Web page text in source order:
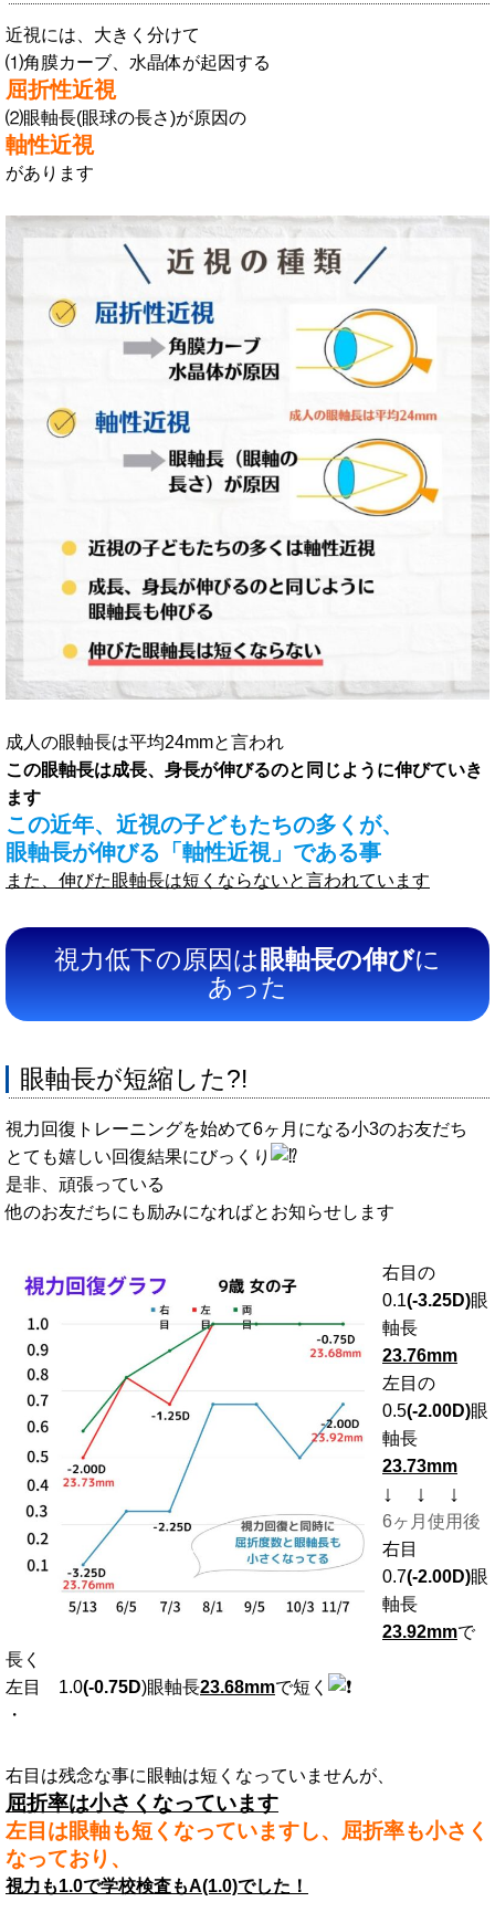
近視には、大きく分けて
⑴角膜カーブ、水晶体が起因する
屈折性近視
⑵眼軸長(眼球の長さ)が原因の
軸性近視
があります
成人の眼軸長は平均24mmと言われ
この眼軸長は成長、身長が伸びるのと同じように伸びていき
ます
この近年、近視の子どもたちの多くが、
眼軸長が伸びる「軸性近視」である事
また、伸びた眼軸長は短くならないと言われています
視力低下の原因は眼軸長の伸びに
あった
眼軸長が短縮した?!
視力回復トレーニングを始めて6ヶ月になる小3のお友だち
とても嬉しい回復結果にびっくり
是非、頑張っている
他のお友だちにも励みになればとお知らせします
右目の
0.1(-3.25D)眼
軸長
23.76mm
左目の
0.5(-2.00D)眼
軸長
23.73mm
↓ ↓ ↓
6ヶ月使用後
右目
0.7(-2.00D)眼
軸長
23.92mmで
長く
左目 1.0(-0.75D)眼軸長23.68mmで短く
・
右目は残念な事に眼軸は短くなっていませんが、
屈折率は小さくなっています
左目は眼軸も短くなっていますし、屈折率も小さく
なっており、
視力も1.0で学校検査もA(1.0)でした！